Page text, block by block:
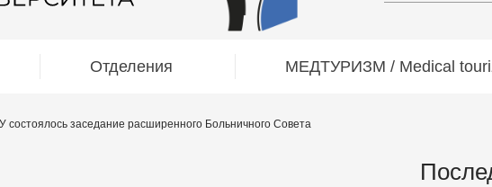
Отделения МЕДТУРИЗМ / Medical
заседание расширенного Больничного Совета